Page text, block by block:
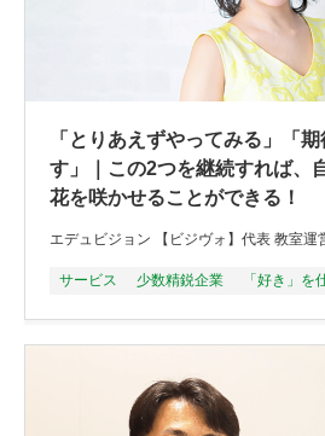
「とりあえずやってみる」「
す」｜この2つを継続すれば、
花を咲かせることができる！
エデュビジョン 【ビジヴォ】代表 教室運
サービス 少数精鋭企業 「好き」を